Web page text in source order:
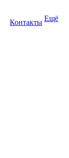
Контакты Ещё